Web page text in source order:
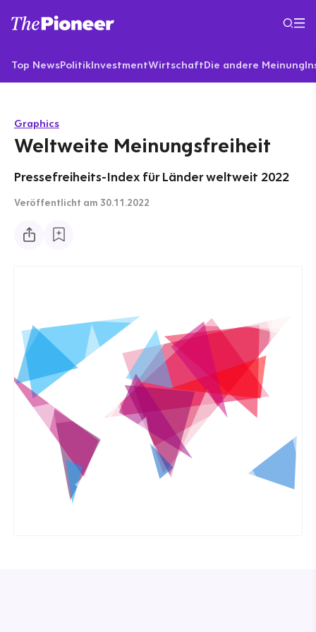
Top NewsPolitikInvestmentWirtschaftDie andere Meinung
Graphics
Weltweite Meinungsfreiheit
Pressefreiheits-Index für Länder weltweit 2022
Veröffentlicht am 30.11.2022